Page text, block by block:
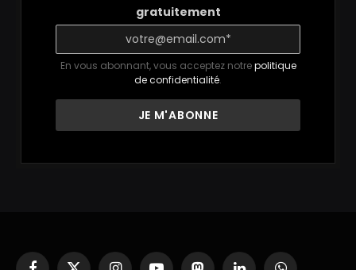
gratuitement
En vous abonnant, vous acceptez notrepolitique
de confidentialité.